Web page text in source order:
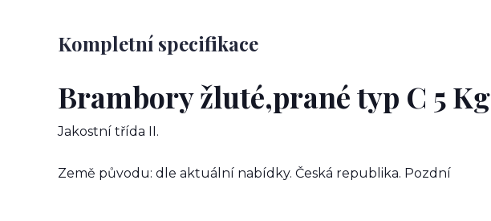
Kompletní specifikace
Brambory žluté,prané typ C 5 Kg
Jakostní třída II.
Země původu: dle aktuální nabídky. Česká republika. Pozdní